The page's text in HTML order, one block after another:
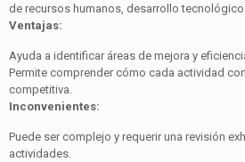
de recursos humanos, desarrollo tecnológico
Ventajas:
Ayuda a identificar áreas de mejora y
Permite comprender cómo cada actividad
competitiva.
Inconvenientes:
Puede ser complejo y requerir una revisión
actividades.